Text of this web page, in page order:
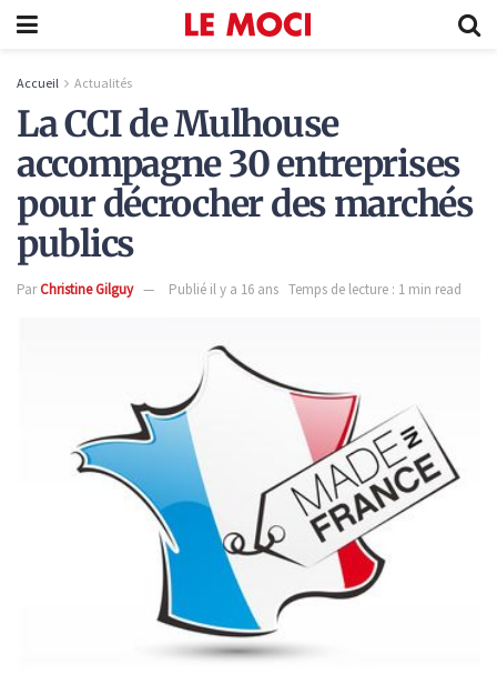
Accueil Actualités
La CCI de Mulhouse
accompagne 30 entreprises
pour décrocher des marchés
publics
ParChristine Gilguy Publié il y a 16 ans Temps de lecture : 1 min read